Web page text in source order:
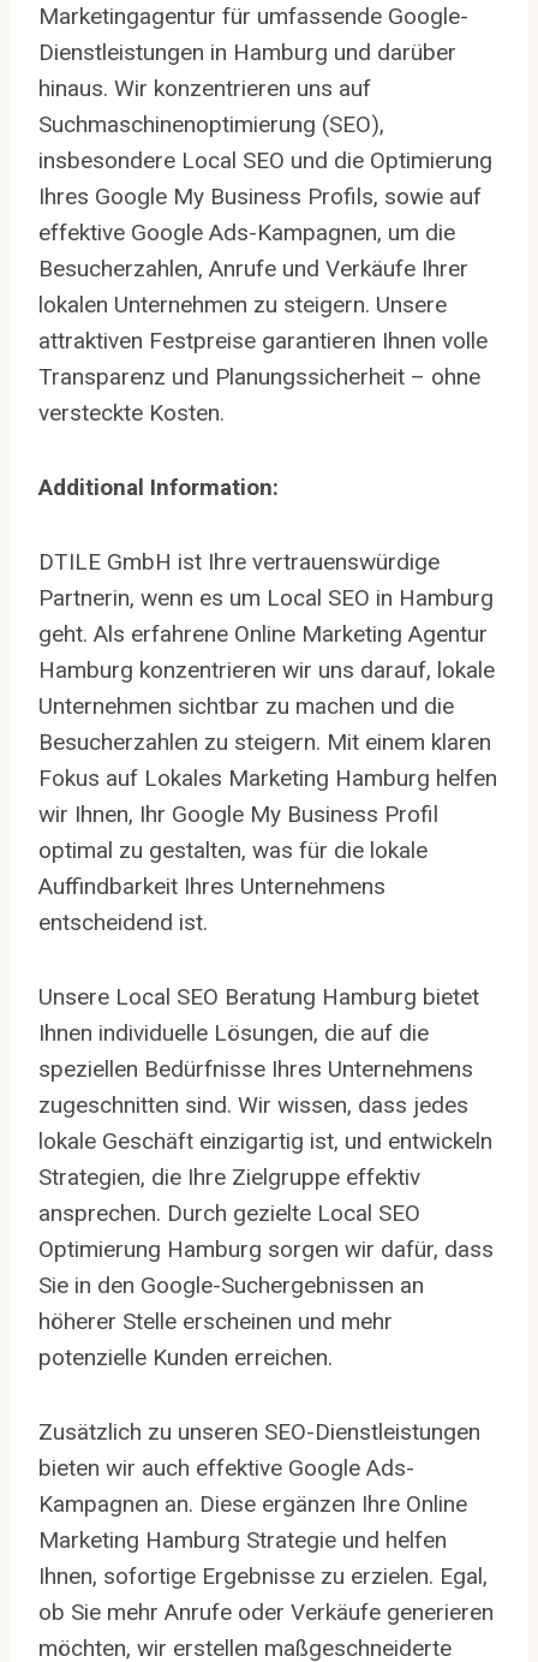
Marketingagentur für umfassende Google-
Dienstleistungen in Hamburg und darüber
hinaus. Wir konzentrieren uns auf
Suchmaschinenoptimierung (SEO),
insbesondere Local SEO und die Optimierung
Ihres Google My Business Profils, sowie auf
effektive Google Ads-Kampagnen, um die
Besucherzahlen, Anrufe und Verkäufe Ihrer
lokalen Unternehmen zu steigern. Unsere
attraktiven Festpreise garantieren Ihnen volle
Transparenz und Planungssicherheit – ohne
versteckte Kosten.
Additional Information:
DTILE GmbH ist Ihre vertrauenswürdige
Partnerin, wenn es um Local SEO in Hamburg
geht. Als erfahrene Online Marketing Agentur
Hamburg konzentrieren wir uns darauf, lokale
Unternehmen sichtbar zu machen und die
Besucherzahlen zu steigern. Mit einem klaren
Fokus auf Lokales Marketing Hamburg helfen
wir Ihnen, Ihr Google My Business Profil
optimal zu gestalten, was für die lokale
Auffindbarkeit Ihres Unternehmens
entscheidend ist.
Unsere Local SEO Beratung Hamburg bietet
Ihnen individuelle Lösungen, die auf die
speziellen Bedürfnisse Ihres Unternehmens
zugeschnitten sind. Wir wissen, dass jedes
lokale Geschäft einzigartig ist, und entwickeln
Strategien, die Ihre Zielgruppe effektiv
ansprechen. Durch gezielte Local SEO
Optimierung Hamburg sorgen wir dafür, dass
Sie in den Google-Suchergebnissen an
höherer Stelle erscheinen und mehr
potenzielle Kunden erreichen.
Zusätzlich zu unseren SEO-Dienstleistungen
bieten wir auch effektive Google Ads-
Kampagnen an. Diese ergänzen Ihre Online
Marketing Hamburg Strategie und helfen
Ihnen, sofortige Ergebnisse zu erzielen. Egal,
ob Sie mehr Anrufe oder Verkäufe generieren
möchten, wir erstellen maßgeschneiderte